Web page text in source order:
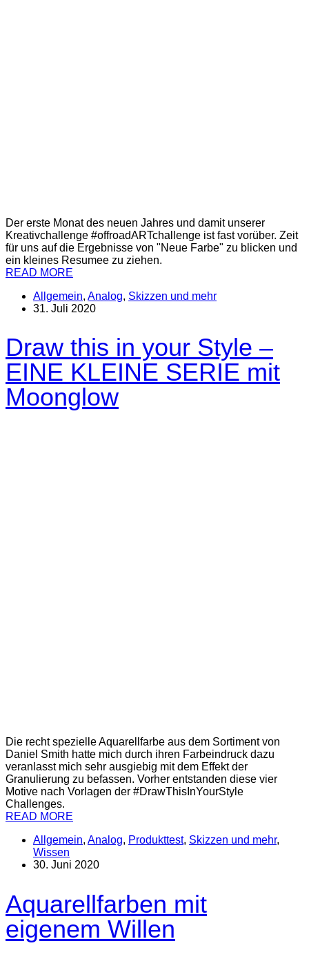
Der erste Monat des neuen Jahres und damit unserer
Kreativchallenge #offroadARTchallenge ist fast vorüber. Zeit
für uns auf die Ergebnisse von "Neue Farbe" zu blicken und
ein kleines Resumee zu ziehen.
READ MORE
Allgemein, Analog, Skizzen und mehr
31. Juli 2020
Draw this in your Style –
EINE KLEINE SERIE mit
Moonglow
Die recht spezielle Aquarellfarbe aus dem Sortiment von
Daniel Smith hatte mich durch ihren Farbeindruck dazu
veranlasst mich sehr ausgiebig mit dem Effekt der
Granulierung zu befassen. Vorher entstanden diese vier
Motive nach Vorlagen der #DrawThisInYourStyle
Challenges.
READ MORE
Allgemein, Analog, Produkttest, Skizzen und mehr,
Wissen
30. Juni 2020
Aquarellfarben mit
eigenem Willen